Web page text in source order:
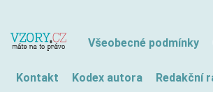
Všeobecné podmínky
Kontakt Kodex autora Redakční